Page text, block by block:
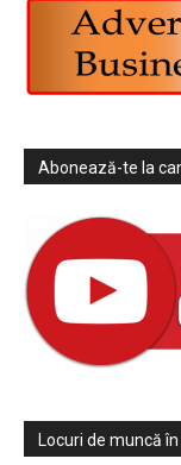
Abonează-te la
Locuri de muncă